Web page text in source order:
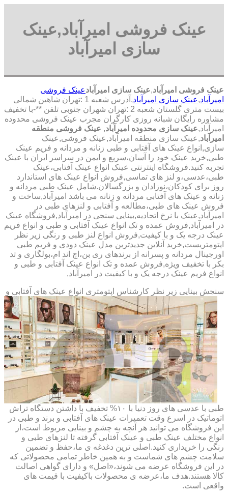
عینک فروشی امیرآباد,عینک
سازی امیرآباد
عینک فروشی امیرآباد,عینک سازی امیرآبادعینک فروشی
امیرآباد,عینک سازی امیرآباد
,آدرس شعبه 1 :تهران شاهین شمالی
بیست متری گلستان شعبه 2 :تهران شهران جنوبی تلفن **-با تخفیف
مشاوره رایگان شبانه روزی کارگران مجرب عینک فروشی محدوده
امیرآباد,عینک سازی محدوده امیرآباد, عینک فروشی منطقه
امیرآباد,عینک سازی منطقه امیرآباد,عینک فروشی,عینک
سازی,انواع عینک های آفتابی و طبی زنانه و مردانه و فریم عینک
طبی,خرید عینک خود را آسان،سریع و ایمن در سراسر ایران با عینک
تجربه کنید.فروشگاه اینترنتی عینک انواع عینک آفتابی،عینک
طبی،عدسی،و لنز های تماسی,فروش انواع عینک های استاندارد
روز برای کودکان،نوزادان و بزرگسالان.شامل عینک طبی مردانه و
زنانه و عینک های آفتابی مردانه و زنانه می باشد امیرآباد,ساخت و
فروش عینک های طبی،مطالعه و آفتابی و لنزهای طبی در
امیرآباد,عینک با نرخ اتحادیه,بینایی سنجی در امیرآباد,فروشگاه عینک
در امیرآباد,فروش عمده و تک انواع عینک آفتابی و طبی و انواع فریم
عینک درجه یک و با کیفیت,فروش انواع لنز طبی و رنگی زیر نظر
اپتومتریست,خرید آنلاین جدیدترین مدل عینک دودی و فریم طبی
اورجینال مردانه و پسرانه از برندهای ری بن،اچ اند ام،بولگاری و تد
بکر با تخفیف ویژه,فروش عمده و تک انواع عینک آفتابی و طبی و
انواع فریم عینک درجه یک و با کیفیت در امیرآباد,
سنجش بینایی زیر نظر کارشناس اپتومتری انواع عینک های آفتابی و
طبی با عدسی های روز دنیا با ۱۰% تخفیف با داشتن دستگاه تراش
اتوماتیک در اسرع وقت تعمیرات عینک های آفتابی و برند و طبی در
این فروشگاه می توانید هر آنچه به چشم و بینایی مربوط است،از
انواع مختلف عینک طبی و عینک آفتابی گرفته تا لنزهای طبی و
رنگی را خریداری کنید.اصلی ترین دغدغه ی ما،حفظ و تضمین
سلامت چشم های شماست و به همین خاطر تمامی محصولاتی که
در این فروشگاه عرضه می شوند،«اصل» و دارای گواهی اصالت
کالا هستند.هدف ما،عرضه ی محصولات باکیفیت با قیمت های
واقعی است.